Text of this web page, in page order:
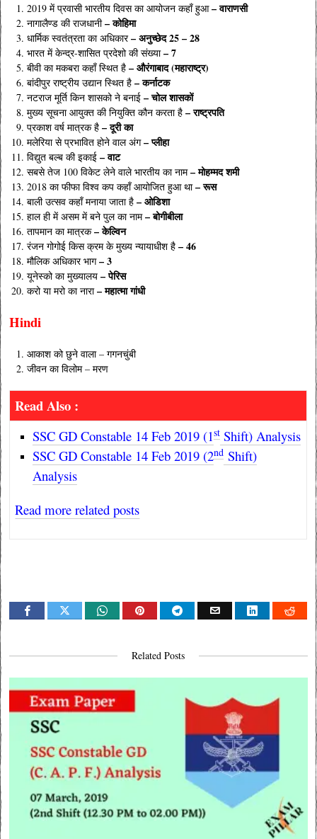
2019 में प्रवासी भारतीय दिवस का आयोजन कहाँ हुआ– वाराणसी
नागालैण्ड की राजधानी– कोहिमा
धार्मिक स्वतंत्रता का अधिकार– अनुच्छेद 25 – 28
भारत में केन्द्र-शासित प्रदेशो की संख्या– 7
बीवी का मकबरा कहाँ स्थित है – औरंगाबाद (महाराष्ट्र)
बांदीपुर राष्ट्रीय उद्यान स्थित है – कर्नाटक
नटराज मूर्ति किन शासको ने बनाई – चोल शासकों
मुख्य सूचना आयुक्त की नियुक्ति कौन करता है – राष्ट्रपति
प्रकाश वर्ष मात्रक है – दूरी का
मलेरिया से प्रभावित होने वाल अंग– प्लीहा
विद्युत बल्ब की इकाई – वाट
सबसे तेज 100 विकेट लेने वाले भारतीय का नाम– मोहम्मद शमी
2018 का फीफा विश्व कप कहाँ आयोजित हुआ था– रूस
बाली उत्सव कहाँ मनाया जाता है – ओडिशा
हाल ही में असम में बने पुल का नाम– बोगीबीला
तापमान का मात्रक– केल्विन
रंजन गोगोई किस क्रम के मुख्य न्यायाधीश है – 46
मौलिक अधिकार भाग– 3
यूनेस्को का मुख्यालय – पेरिस
करो या मरो का नारा– महात्मा गांधी
Hindi
आकाश को छुने वाला – गगनचुंबी
जीवन का विलोम – मरण
Read Also :
SSC GD Constable 14 Feb 2019 (1stShift) Analysis
SSC GD Constable 14 Feb 2019 (2ndShift)
Analysis
Read more related posts
Related Posts